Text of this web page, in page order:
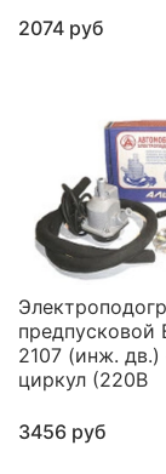
2074 руб
предпусковой
2107 (инж. дв.)
циркул (220В
3456 руб